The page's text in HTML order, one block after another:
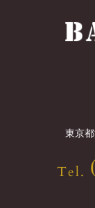
東京都
Tel.